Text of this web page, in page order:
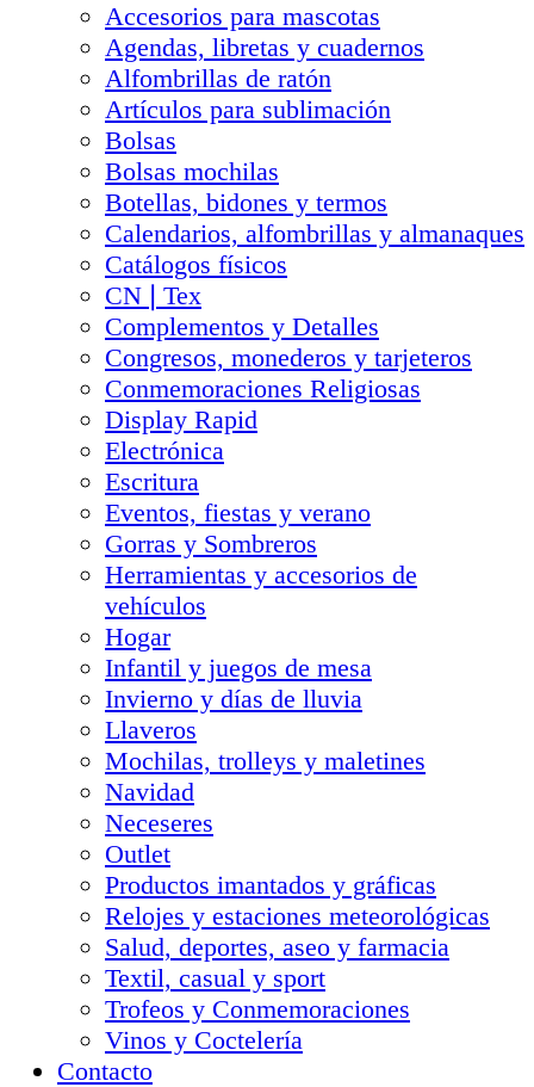
Accesorios para mascotas
Agendas, libretas y cuadernos
Alfombrillas de ratón
Artículos para sublimación
Bolsas
Bolsas mochilas
Botellas, bidones y termos
Calendarios, alfombrillas y almanaques
Catálogos físicos
CN❘Tex
Complementos y Detalles
Congresos, monederos y tarjeteros
Conmemoraciones Religiosas
Display Rapid
Electrónica
Escritura
Eventos, fiestas y verano
Gorras y Sombreros
Herramientas y accesorios de
vehículos
Hogar
Infantil y juegos de mesa
Invierno y días de lluvia
Llaveros
Mochilas, trolleys y maletines
Navidad
Neceseres
Outlet
Productos imantados y gráficas
Relojes y estaciones meteorológicas
Salud, deportes, aseo y farmacia
Textil, casual y sport
Trofeos y Conmemoraciones
Vinos y Coctelería
Contacto